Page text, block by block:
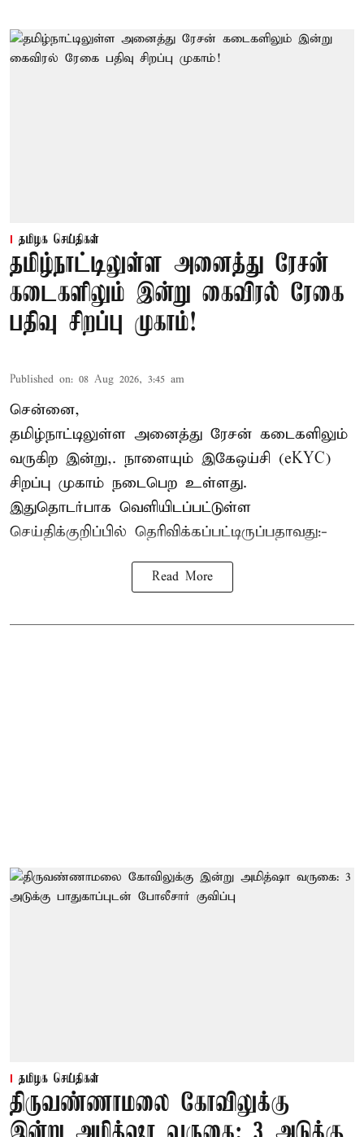
தமிழக செய்திகள்
தமிழ்நாட்டிலுள்ள அனைத்து ரேசன்
கடைகளிலும் இன்று கைவிரல் ரேகை
பதிவு சிறப்பு முகாம்!
Published on: 08 Aug 2026, 3:45 am
சென்னை,
தமிழ்நாட்டிலுள்ள அனைத்து ரேசன் கடைகளிலும்
வருகிற இன்று,. நாளையும் இகேஒய்சி (eKYC)
சிறப்பு முகாம் நடைபெற உள்ளது.
இதுதொடர்பாக வெளியிடப்பட்டுள்ள
செய்திக்குறிப்பில் தெரிவிக்கப்பட்டிருப்பதாவது:-
Read More
தமிழக செய்திகள்
திருவண்ணாமலை கோவிலுக்கு